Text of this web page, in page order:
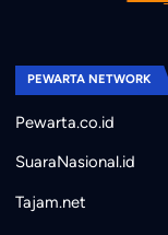
PEWARTA NETWORK
Pewarta.co.id
SuaraNasional.id
Tajam.net